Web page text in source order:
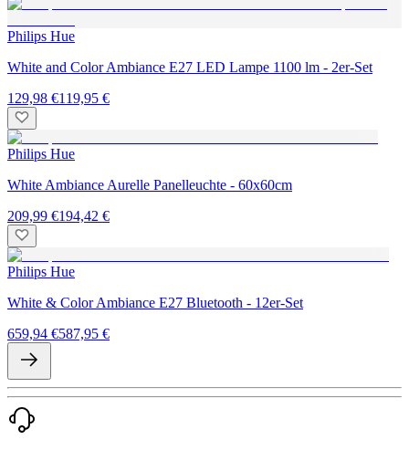
Philips Hue
White and Color Ambiance E27 LED Lampe 1100 lm - 2er-Set
129,98 €119,95 €
Philips Hue
White Ambiance Aurelle Panelleuchte - 60x60cm
209,99 €194,42 €
Philips Hue
White & Color Ambiance E27 Bluetooth - 12er-Set
659,94 €587,95 €